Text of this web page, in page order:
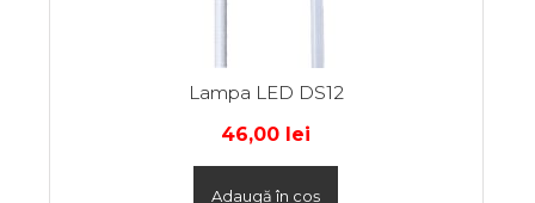
Lampa LED DS12
46,00 lei
Adaugă în coș